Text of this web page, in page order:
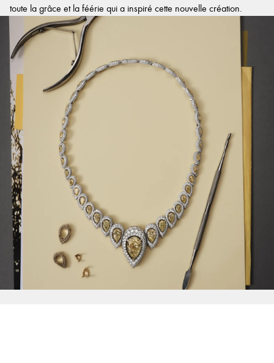
toute la grâce et la féérie qui a inspiré cette nouvelle création.